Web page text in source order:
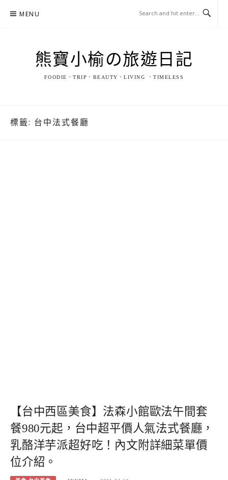
MENU
熊寶小榆の旅遊日記
FOODIE．TRIP．BEAUTY．LIVING ．TIMELESS
標籤: 台中法式餐廳
【台中西區美食】法森小館歐法午間套
餐980元起，台中超平價人氣法式餐廳，
乳酪洋芋派超好吃！內文附詳細菜單價
位介紹。